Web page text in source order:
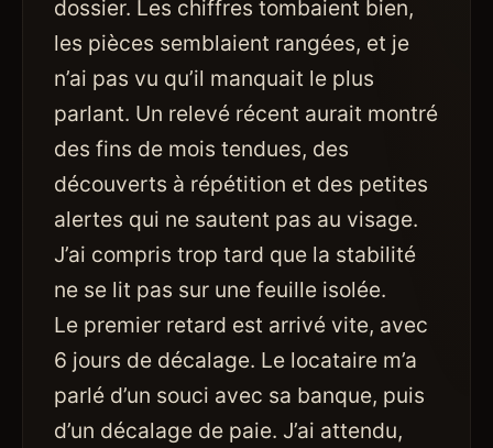
dossier. Les chiffres tombaient bien,
les pièces semblaient rangées, et je
n’ai pas vu qu’il manquait le plus
parlant. Un relevé récent aurait montré
des fins de mois tendues, des
découverts à répétition et des petites
alertes qui ne sautent pas au visage.
J’ai compris trop tard que la stabilité
ne se lit pas sur une feuille isolée.
Le premier retard est arrivé vite, avec
6 jours de décalage. Le locataire m’a
parlé d’un souci avec sa banque, puis
d’un décalage de paie. J’ai attendu,